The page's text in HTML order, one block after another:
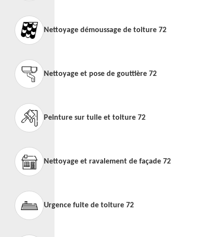
Nettoyage démoussage de toiture 72
Nettoyage et pose de gouttière 72
Peinture sur tuile et toiture 72
Nettoyage et ravalement de façade 72
Urgence fuite de toiture 72